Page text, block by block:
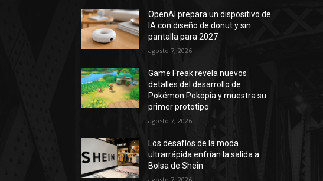
OpenAI prepara un dispositivo de
IA con diseño de donut y sin
pantalla para 2027
agosto 7, 2026
Game Freak revela nuevos
detalles del desarrollo de
Pokémon Pokopia y muestra su
primer prototipo
agosto 7, 2026
Los desafíos de la moda
ultrarrápida enfrían la salida a
Bolsa de Shein